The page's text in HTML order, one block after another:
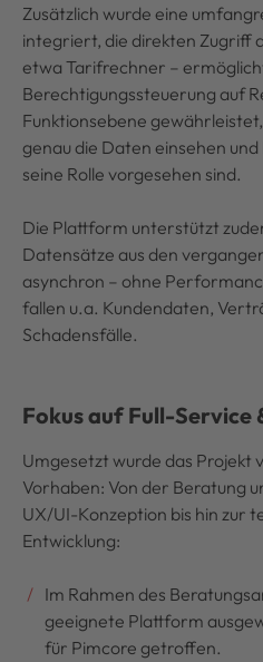
Zusätzlich wurde eine
integriert, die direkten Zugriff
etwa Tarifrechner –
Berechtigungssteuerung auf
Funktionsebene
genau die Daten einsehen
seine Rolle vorgesehen sind.
Die Plattform unterstützt
Datensätze aus den
asynchron – ohne
fallen u.a. Kundendaten,
Schadensfälle.
Fokus auf Full-Service
Umgesetzt wurde das Projekt
Vorhaben: Von der Beratung
UX/UI-Konzeption bis hin zur
Entwicklung:
Im Rahmen des
geeignete Plattform
für Pimcore getroffen.